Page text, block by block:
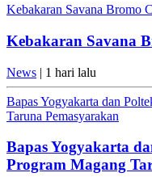
Kebakaran Savana Bromo
Kebakaran Savana
News | 1 hari lalu
Bapas Yogyakarta dan
Taruna Pemasyarakan
Bapas Yogyakarta
Program Magang